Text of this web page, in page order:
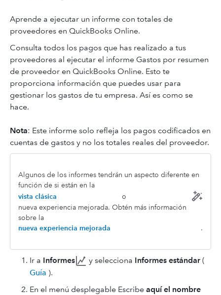
Aprende a ejecutar un informe con totales de
proveedores en QuickBooks Online.
Consulta todos los pagos que has realizado a tus
proveedores al ejecutar el informe Gastos por resumen
de proveedor en QuickBooks Online. Esto te
proporciona información que puedes usar para
gestionar los gastos de tu empresa. Así es como se
hace.
Nota: Este informe solo refleja los pagos codificados en
cuentas de gastos y no los totales reales del proveedor.
Algunos de los informes tendrán un aspecto diferente en
función de si están en la
vista clásica
o
nueva experiencia mejorada. Obtén más información
sobre la
nueva experiencia mejorada
.
Ir a Informes y selecciona Informes estándar (
Guía ).
En el menú desplegable Escribe aquí el nombre